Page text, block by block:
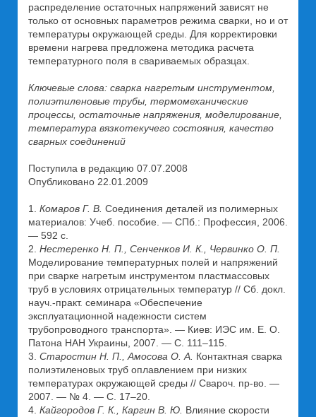
распределение остаточных напряжений зависят не
только от основных параметров режима сварки, но и от
температуры окружающей среды. Для корректировки
времени нагрева предложена методика расчета
температурного поля в свариваемых образцах.
Ключевые слова: сварка нагретым инструментом,
полиэтиленовые трубы, термомеханические
процессы, остаточные напряжения, моделирование,
температура вязкотекучего состояния, качество
сварных соединений
Поступила в редакцию 07.07.2008
Опубликовано 22.01.2009
1. Комаров Г. В. Соединения деталей из полимерных
материалов: Учеб. пособие. — СПб.: Профессия, 2006.
— 592 с.
2. Нестеренко Н. П., Сенченков И. К., Червинко О. П.
Моделирование температурных полей и напряжений
при сварке нагретым инструментом пластмассовых
труб в условиях отрицательных температур // Сб. докл.
науч.-практ. семинара «Обеспечение
эксплуатационной надежности систем
трубопроводного транспорта». — Киев: ИЭС им. Е. О.
Патона НАН Украины, 2007. — С. 111–115.
3. Старостин Н. П., Амосова О. А. Контактная сварка
полиэтиленовых труб оплавлением при низких
температурах окружающей среды // Свароч. пр-во. —
2007. — № 4. — С. 17–20.
4. Кайгородов Г. К., Каргин В. Ю. Влияние скорости